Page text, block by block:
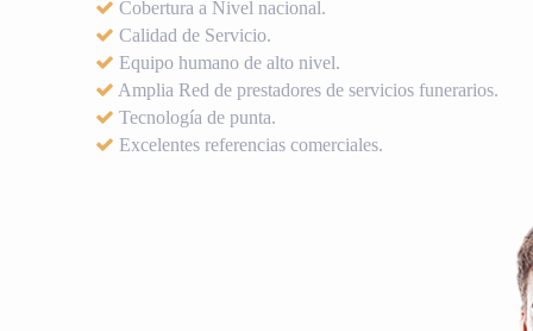
Cobertura a Nivel nacional.
Calidad de Servicio.
Equipo humano de alto nivel.
Amplia Red de prestadores de servicios funerarios.
Tecnología de punta.
Excelentes referencias comerciales.